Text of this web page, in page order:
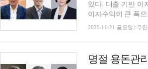
있다. 대출 기반 이
이자수익이 큰 폭
2025-11-21 금요일 | 우
명절 용돈관